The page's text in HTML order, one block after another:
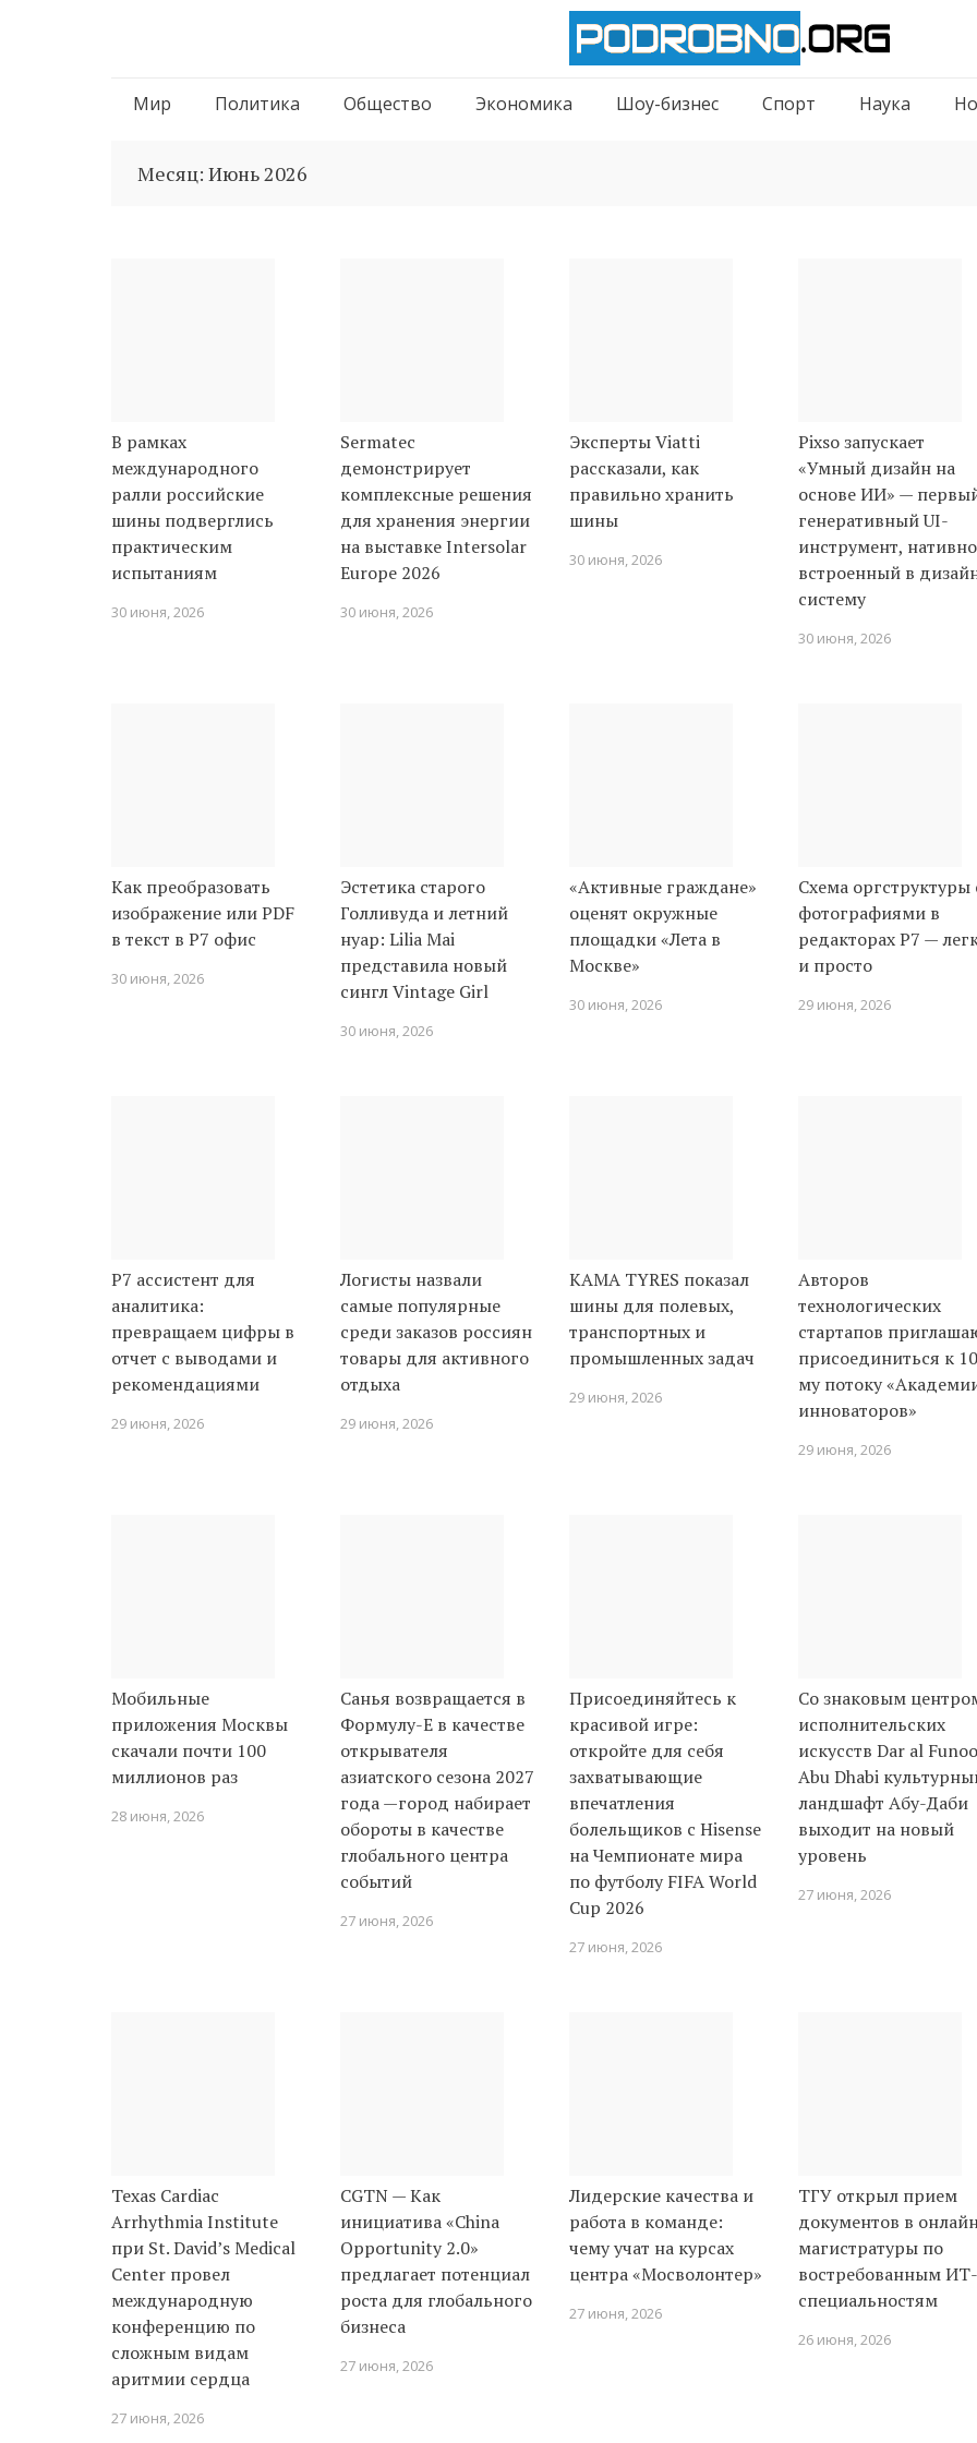
Перейти
содержимому
Мир Политика Общество Экономика Шоу-бизнес Спорт Наука
Месяц: Июнь 2026
В рамках
международного
ралли российские
шины подверглись
практическим
испытаниям
30 июня, 2026
Sermatec
демонстрирует
комплексные решения
для хранения энергии
на выставке Intersolar
Europe 2026
30 июня, 2026
Эксперты Viatti
рассказали, как
правильно хранить
шины
30 июня, 2026
Pixso запускает
«Умный дизайн на
основе ИИ» —
генеративный UI-
инструмент, нативно
встроенный в
систему
30 июня, 2026
Как преобразовать
изображение или PDF
в текст в Р7 офис
30 июня, 2026
Эстетика старого
Голливуда и летний
нуар: Lilia Mai
представила новый
сингл Vintage Girl
30 июня, 2026
«Активные граждане»
оценят окружные
площадки «Лета в
Москве»
30 июня, 2026
Схема оргструктуры
фотографиями в
редакторах Р7 —
и просто
29 июня, 2026
Р7 ассистент для
аналитика:
превращаем цифры в
отчет с выводами и
рекомендациями
29 июня, 2026
Логисты назвали
самые популярные
среди заказов россиян
товары для активного
отдыха
29 июня, 2026
KAMA TYRES показал
шины для полевых,
транспортных и
промышленных задач
29 июня, 2026
Авторов
технологических
стартапов
присоединиться к
му потоку
инноваторов»
29 июня, 2026
Мобильные
приложения Москвы
скачали почти 100
миллионов раз
28 июня, 2026
Санья возвращается в
Формулу-E в качестве
открывателя
азиатского сезона 2027
года —город набирает
обороты в качестве
глобального центра
событий
27 июня, 2026
Присоединяйтесь к
красивой игре:
откройте для себя
захватывающие
впечатления
болельщиков с Hisense
на Чемпионате мира
по футболу FIFA World
Cup 2026
27 июня, 2026
Со знаковым
исполнительских
искусств Dar al
Abu Dhabi
ландшафт Абу-Даби
выходит на новый
уровень
27 июня, 2026
Texas Cardiac
Arrhythmia Institute
при St. David’s Medical
Center провел
международную
конференцию по
сложным видам
аритмии сердца
27 июня, 2026
CGTN — Как
инициатива «China
Opportunity 2.0»
предлагает потенциал
роста для глобального
бизнеса
27 июня, 2026
Лидерские качества и
работа в команде:
чему учат на курсах
центра «Мосволонтер»
27 июня, 2026
ТГУ открыл прием
документов в
магистратуры по
востребованным ИТ-
специальностям
26 июня, 2026